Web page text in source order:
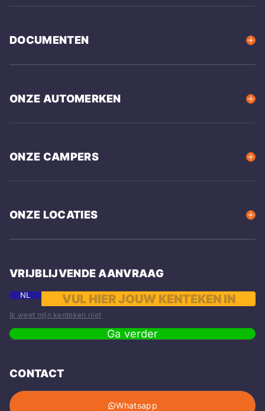
DOCUMENTEN
ONZE AUTOMERKEN
ONZE CAMPERS
ONZE LOCATIES
VRIJBLIJVENDE AANVRAAG
NL
Ik weet mijn kenteken niet
Ga verder
CONTACT
Whatsapp